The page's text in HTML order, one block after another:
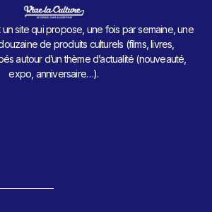
site qui propose, une fois par semaine, une
de produits culturels (films, livres,
autour d’un thème d’actualité (nouveauté,
expo, anniversaire…).